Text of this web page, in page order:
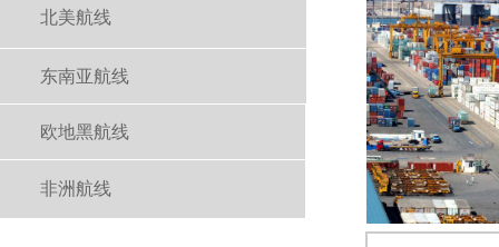
北美航线
东南亚航线
欧地黑航线
非洲航线